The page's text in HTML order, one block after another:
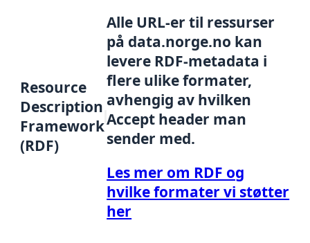
Resource
Description
Framework
(RDF)
Alle URL-er til ressurser
på data.norge.no kan
levere RDF-metadata i
flere ulike formater,
avhengig av hvilken
Accept header man
sender med.
Les mer om RDF og
hvilke formater vi støtter
her